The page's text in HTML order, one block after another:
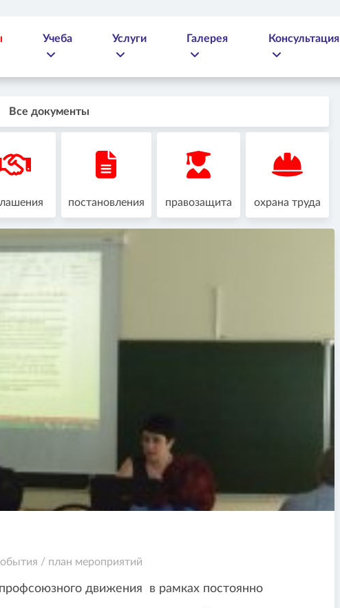
Учеба Услуги Галерея Консультация
Все документы
постановления правозащита охрана труда
/ план мероприятий
профсоюзного движения в рамках постоянно